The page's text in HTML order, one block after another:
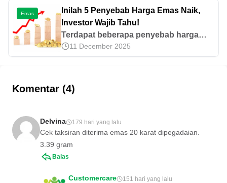
perbedaannya dengan emas UBS dan
cara belinya di sini.
Emas
Inilah 5 Penyebab Harga Emas Naik,
Investor Wajib Tahu!
Terdapat beberapa penyebab harga
emas naik, di antaranya adalah inflasi,
nilai mata uang, dan kebijakan moneter.
11 December 2025
Komentar (4)
Delvina 179 hari yang lalu
Cek taksiran diterima emas 20 karat dipegadaian.
3.39 gram
Balas
Customercare 151 hari yang lalu